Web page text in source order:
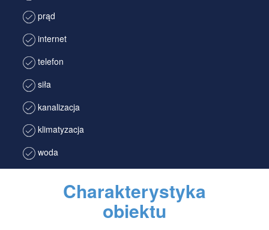
prąd
internet
telefon
siła
kanalizacja
klimatyzacja
woda
Charakterystyka
obiektu